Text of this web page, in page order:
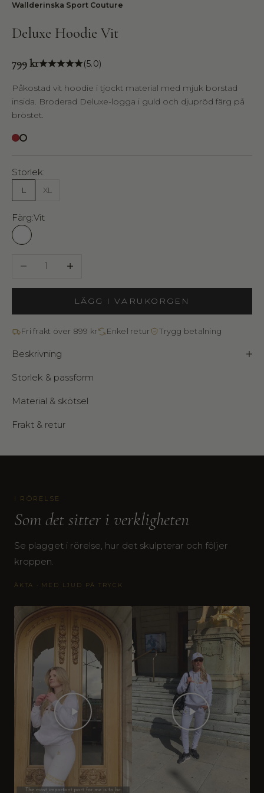
Wallderinska Sport Couture
Deluxe Hoodie Vit
Pris
799 kr (5.0)
Påkostad vit hoodie i tjockt material med mjuk borstad
insida. Broderad Deluxe-logga i guld och djupröd färg på
bröstet.
Deluxe Hoodie Röd
Storlek:
L XL
Färg:Vit
Vit
Minska antal Öka antal
LÄGG I VARUKORGEN
Fri frakt över 899 kr Enkel retur Trygg betalning
Beskrivning
Storlek & passform
Material & skötsel
Frakt & retur
I RÖRELSE
Som det sitter i verkligheten
Se plagget i rörelse, hur det skulpterar och följer
kroppen.
ÄKTA · MED LJUD PÅ TRYCK